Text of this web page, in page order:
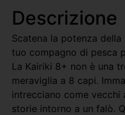
Descrizione
Scatena la potenza
tuo compagno di pesca
La Kairiki 8+ non è una
meraviglia a 8 capi.
intrecciano come vecchi
storie intorno a un falò.